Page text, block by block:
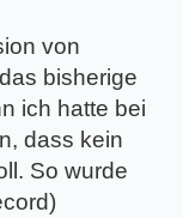
von
bisherige
ich hatte bei
dass kein
So wurde